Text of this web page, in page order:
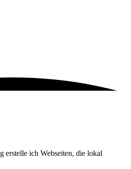
erstelle ich Webseiten, die lokal